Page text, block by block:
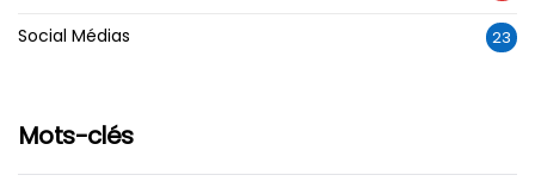
Social Médias 23
Mots-clés